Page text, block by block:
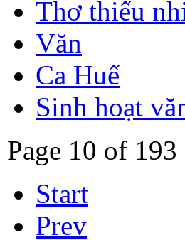
Thơ thiếu
Văn
Ca Huế
Sinh hoạt
Page 10 of 193
Start
Prev